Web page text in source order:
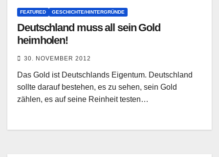
FEATURED GESCHICHTE/HINTERGRÜNDE
Deutschland muss all sein Gold
heimholen!
30. NOVEMBER 2012
Das Gold ist Deutschlands Eigentum. Deutschland
sollte darauf bestehen, es zu sehen, sein Gold
zählen, es auf seine Reinheit testen…